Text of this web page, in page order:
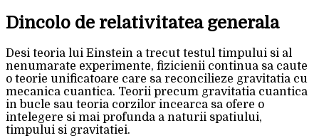
Dincolo de relativitatea generala
Desi teoria lui Einstein a trecut testul timpului si al
nenumarate experimente, fizicienii continua sa caute
o teorie unificatoare care sa reconcilieze gravitatia cu
mecanica cuantica. Teorii precum gravitatia cuantica
in bucle sau teoria corzilor incearca sa ofere o
intelegere si mai profunda a naturii spatiului,
timpului si gravitatiei.